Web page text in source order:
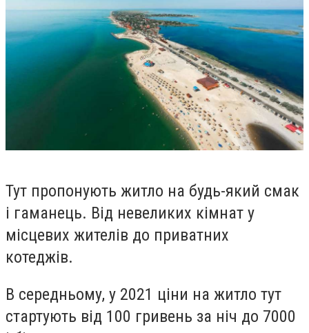
Тут пропонують житло на будь-який смак
і гаманець. Від невеликих кімнат у
місцевих жителів до приватних
котеджів.
В середньому, у 2021 ціни на житло тут
стартують від 100 гривень за ніч до 7000